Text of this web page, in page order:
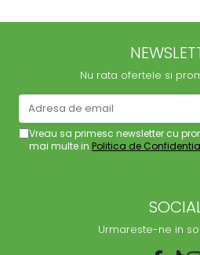
Nu rata ofertele si
Vreau sa primesc newsletter cu
mai multe in Politica de
Urmareste-ne in